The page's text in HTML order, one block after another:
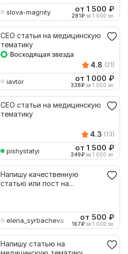
slova-magnity от 1 500 ₽
281₽ за 1 000 зн.
СЕО статьи на медицинскую
тематику
4.8 (21)
iavtor от 1 000 ₽
338₽ за 1 000 зн.
СЕО статьи на медицинскую
тематику
4.3 (13)
pishystatyi от 1 500 ₽
349₽ за 1 000 зн.
Напишу качественную
статью или пост на
elena_syrbacheva от 500 ₽
167₽ за 1 000 зн.
Напишу статью на